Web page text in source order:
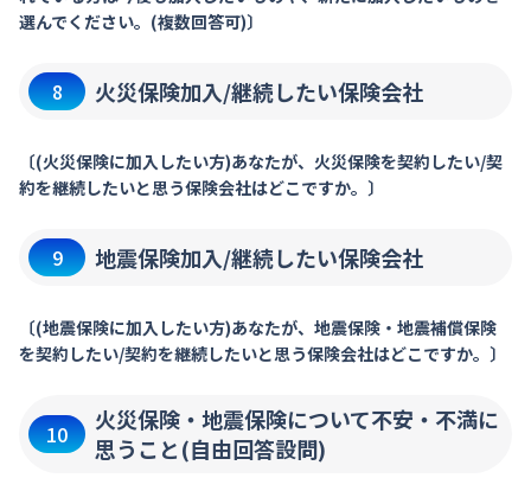
選んでください。(複数回答可)〕
8 火災保険加入/継続したい保険会社
〔(火災保険に加入したい方)あなたが、火災保険を契約したい/契
約を継続したいと思う保険会社はどこですか。〕
9 地震保険加入/継続したい保険会社
〔(地震保険に加入したい方)あなたが、地震保険・地震補償保険
を契約したい/契約を継続したいと思う保険会社はどこですか。〕
10
火災保険・地震保険について不安・不満に
思うこと(自由回答設問)